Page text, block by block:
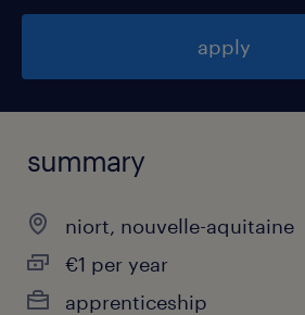
apply
summary
niort, nouvelle-aquitaine
€1 per year
apprenticeship